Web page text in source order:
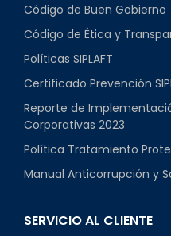
Código de Buen Gobierno
Código de Ética y
Políticas SIPLAFT
Certificado Prevención
Reporte de
Corporativas 2023
Política Tratamiento
Manual Anticorrupción y
SERVICIO AL CLIENTE